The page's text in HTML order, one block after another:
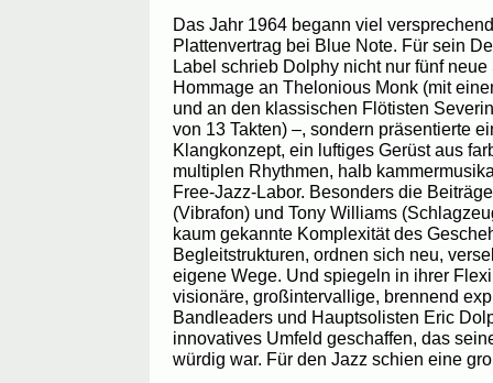
Das Jahr 1964 begann viel
Plattenvertrag bei Blue Note. Für sein
Label schrieb Dolphy nicht nur fünf
Hommage an Thelonious Monk (mit
und an den klassischen Flötisten
von 13 Takten) –, sondern präsentierte
Klangkonzept, ein luftiges Gerüst aus
multiplen Rhythmen, halb
Free-Jazz-Labor. Besonders die
(Vibrafon) und Tony Williams
kaum gekannte Komplexität des
Begleitstrukturen, ordnen sich neu,
eigene Wege. Und spiegeln in ihrer
visionäre, großintervallige, brennend
Bandleaders und Hauptsolisten Eric
innovatives Umfeld geschaffen, das
würdig war. Für den Jazz schien eine